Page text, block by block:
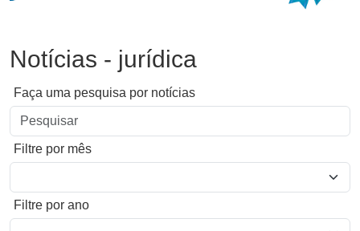
Notícias - jurídica
Faça uma pesquisa por notícias
Filtre por mês
Filtre por ano